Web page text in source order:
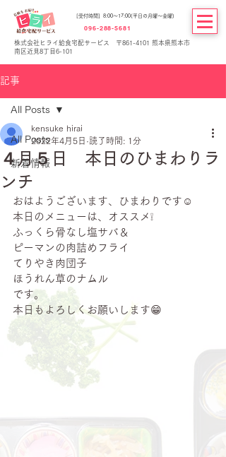
[受付時間] 8:00～17:00(平日の月曜～金曜)
096-288-5681
株式会社ヒライ給食宅配サービス 〒861-4101 熊本県熊本市
南区近見8丁目6-101
記事
All Posts
新着情報
All Posts
４月５日 本日のひまわりラ
ンチ
kensuke hirai
2022年4月5日 読了時間: 1分
おはようございます、ひまわりです☺
本日のメニューは、オススメ❕
ふっくら骨なし塩サバ＆
ピーマンの肉詰めフライ
てりやき肉団子
ほうれん草のナムル
です。
本日もよろしくお願いします😁